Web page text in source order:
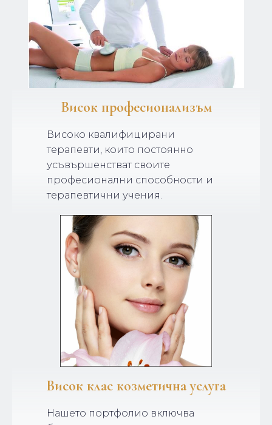
Висок професионализъм
Високо квалифицирани
терапевти, които постоянно
усъвършенстват своите
професионални способности и
терапевтични учения.
Висок клас козметична услуга
Нашето портфолио включва